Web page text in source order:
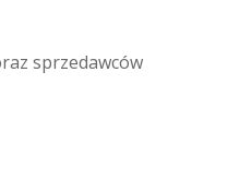
sprzedawców